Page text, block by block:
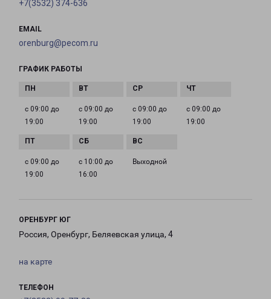
+7(3532) 374-636
EMAIL
orenburg@pecom.ru
ГРАФИК РАБОТЫ
с 09:00 до
19:00
с 09:00 до
19:00
с 09:00 до
19:00
с 09:00 до
19:00
с 09:00 до
19:00
с 10:00 до
16:00
Выходной
ОРЕНБУРГ ЮГ
Россия, Оренбург, Беляевская улица, 4
на карте
ТЕЛЕФОН